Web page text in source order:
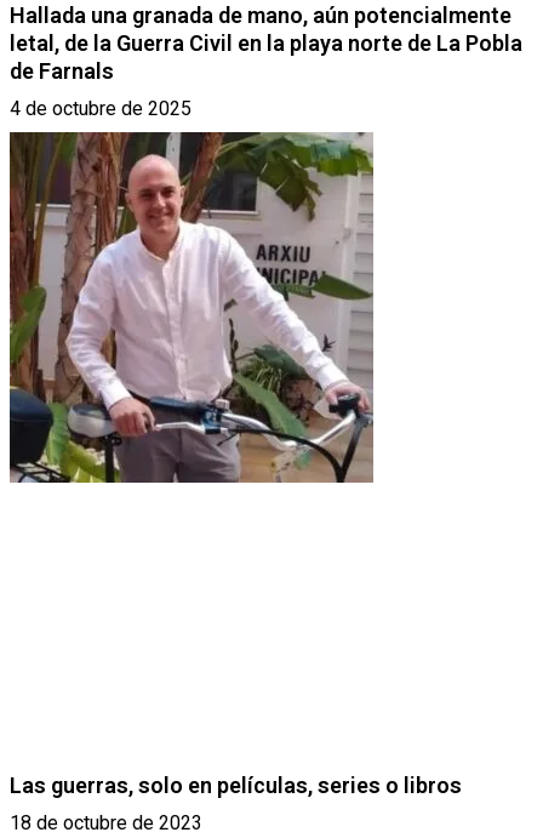
Hallada una granada de mano, aún potencialmente
letal, de la Guerra Civil en la playa norte de La Pobla
de Farnals
4 de octubre de 2025
Las guerras, solo en películas, series o libros
18 de octubre de 2023